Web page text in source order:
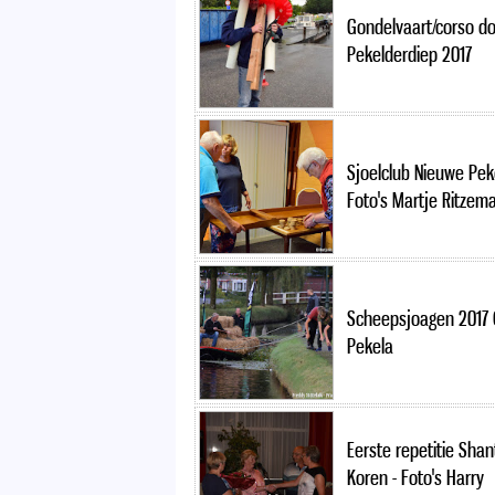
Gondelvaart/corso
Pekelderdiep 2017
Sjoelclub Nieuwe
Foto's Martje
Scheepsjoagen 2017
Pekela
Eerste repetitie
Koren - Foto's Harry